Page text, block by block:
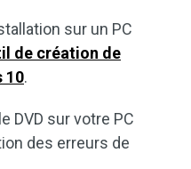
sur un PC
de création de
10.
DVD sur votre PC
des erreurs de